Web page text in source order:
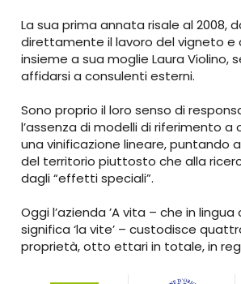
La sua prima annata risale al 2008,
direttamente il lavoro del vigneto e
insieme a sua moglie Laura Violino,
affidarsi a consulenti esterni.
Sono proprio il loro senso di
l’assenza di modelli di riferimento a
una vinificazione lineare, puntando
del territorio piuttosto che alla
dagli “effetti speciali”.
Oggi l’azienda ’A vita – che in
significa ‘la vite’ – custodisce
proprietà, otto ettari in totale, in